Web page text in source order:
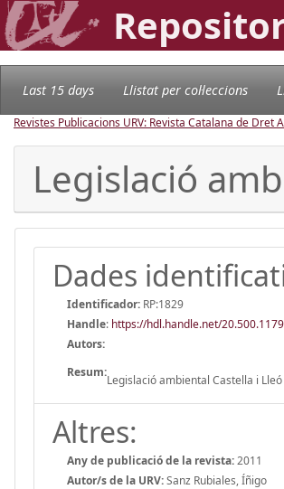
Last 15 days Llistat per col·leccions
Revistes Publicacions URV: Revista Catalana de Dret
Legislació
Dades
Identificador: RP:1829
Handle: https://hdl.handle.net/
Autors:
Resum:
Legislació ambiental Castella i
Altres:
Any de publicació de la revista:2011
Autor/s de la URV:Sanz Rubiales, Íñigo